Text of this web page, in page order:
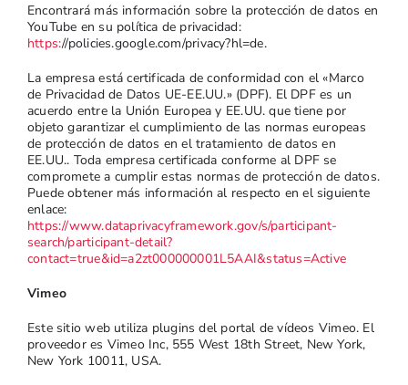
Encontrará más información sobre la protección de datos en
YouTube en su política de privacidad:
https://policies.google.com/privacy?hl=de.
La empresa está certificada de conformidad con el «Marco
de Privacidad de Datos UE-EE.UU.» (DPF). El DPF es un
acuerdo entre la Unión Europea y EE.UU. que tiene por
objeto garantizar el cumplimiento de las normas europeas
de protección de datos en el tratamiento de datos en
EE.UU.. Toda empresa certificada conforme al DPF se
compromete a cumplir estas normas de protección de datos.
Puede obtener más información al respecto en el siguiente
enlace:
https://www.dataprivacyframework.gov/s/participant-
search/participant-detail?
contact=true&id=a2zt000000001L5AAI&status=Active
Vimeo
Este sitio web utiliza plugins del portal de vídeos Vimeo. El
proveedor es Vimeo Inc, 555 West 18th Street, New York,
New York 10011, USA.